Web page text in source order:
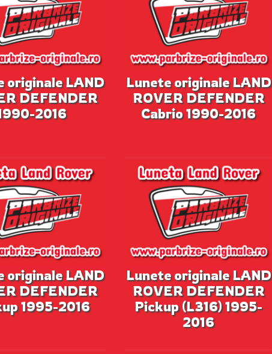
originale LAND
DEFENDER
2016
Lunete originale LAND
ROVER DEFENDER
Cabrio 1990-2016
originale LAND
DEFENDER
1995-2016
Lunete originale LAND
ROVER DEFENDER
Pickup (L316) 1995-
2016